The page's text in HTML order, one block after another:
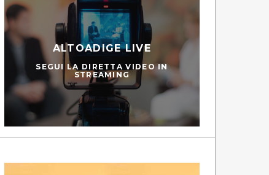
ALTOADIGE LIVE
SEGUI LA DIRETTA VIDEO IN
STREAMING